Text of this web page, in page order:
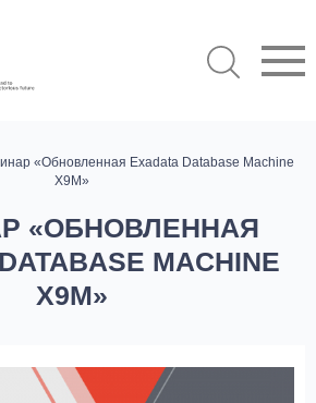
«Обновленная Exadata Database Machine
X9M»
«ОБНОВЛЕННАЯ
MACHINE
X9M»